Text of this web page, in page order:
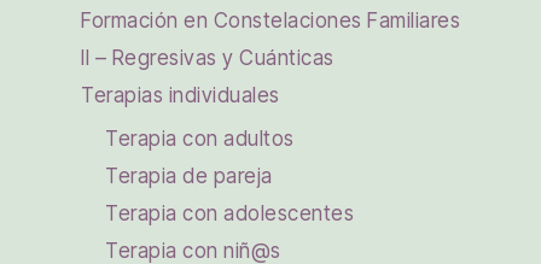
Formación en Constelaciones Familiares
II – Regresivas y Cuánticas
Terapias individuales
Terapia con adultos
Terapia de pareja
Terapia con adolescentes
Terapia con niñ@s